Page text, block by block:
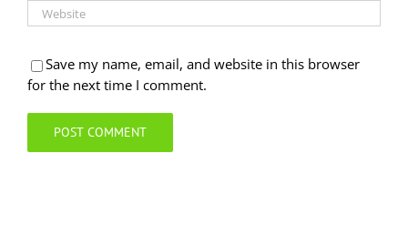
Save my name, email, and website in this browser
for the next time I comment.